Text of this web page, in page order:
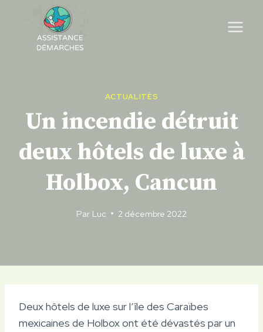
content
ACTUALITÉS
Un incendie détruit
deux hôtels de luxe à
Holbox, Cancun
Par Luc 2 décembre 2022
Deux hôtels de luxe sur l’île des Caraïbes
mexicaines de Holbox ont été dévastés par un